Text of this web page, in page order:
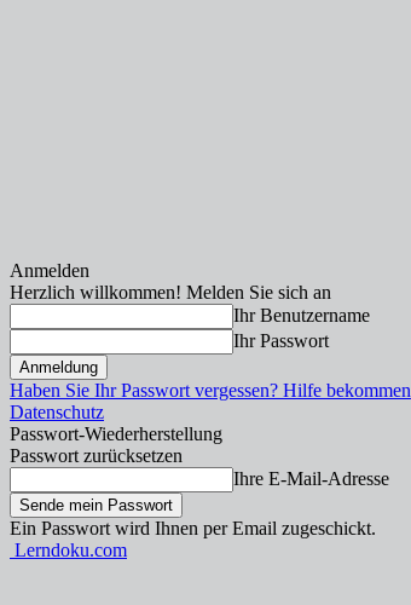
Anmelden
Herzlich willkommen! Melden Sie sich an
Ihr Benutzername
Ihr Passwort
Haben Sie Ihr Passwort vergessen? Hilfe bekommen
Datenschutz
Passwort-Wiederherstellung
Passwort zurücksetzen
Ihre E-Mail-Adresse
Ein Passwort wird Ihnen per Email zugeschickt.
Lerndoku.com